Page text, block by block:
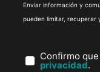
Enviar información y
pueden limitar, recuperar
Confirmo
privacidad.